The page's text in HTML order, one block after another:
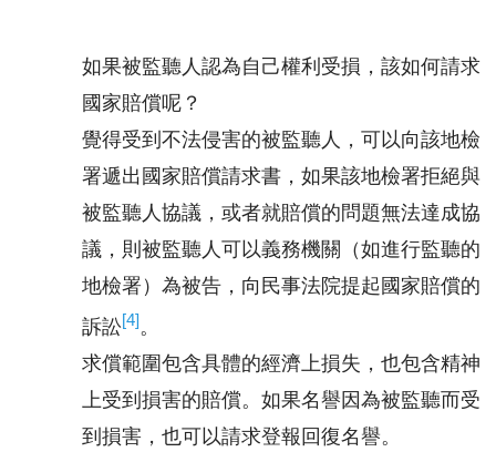
如果被監聽人認為自己權利受損，該如何請求
國家賠償呢？
覺得受到不法侵害的被監聽人，可以向該地檢
署遞出國家賠償請求書，如果該地檢署拒絕與
被監聽人協議，或者就賠償的問題無法達成協
議，則被監聽人可以義務機關（如進行監聽的
地檢署）為被告，向民事法院提起國家賠償的
訴訟[4]。
求償範圍包含具體的經濟上損失，也包含精神
上受到損害的賠償。如果名譽因為被監聽而受
到損害，也可以請求登報回復名譽。